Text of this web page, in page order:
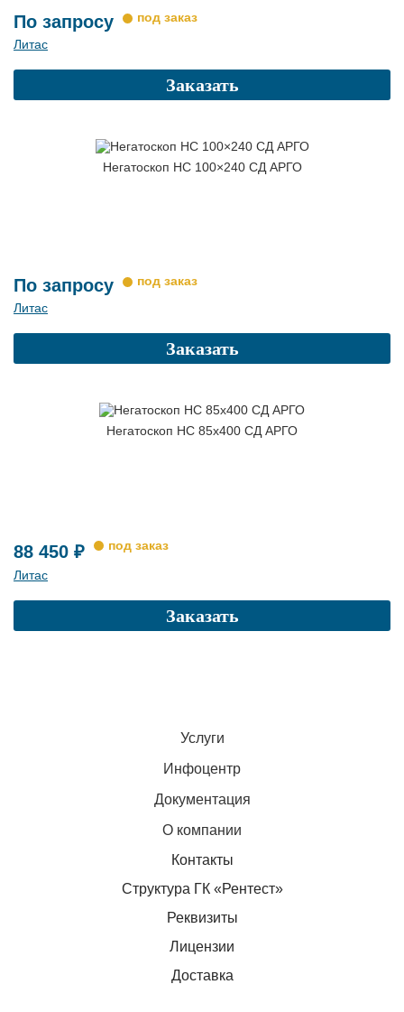
По запросу
Литас
Заказать
Негатоскоп НС 100×240 СД АРГО
По запросу
Литас
Заказать
Негатоскоп НС 85х400 СД АРГО
88 450 ₽
Литас
Заказать
Услуги
Инфоцентр
Документация
О компании
Контакты
Структура ГК «Рентест»
Реквизиты
Лицензии
Доставка